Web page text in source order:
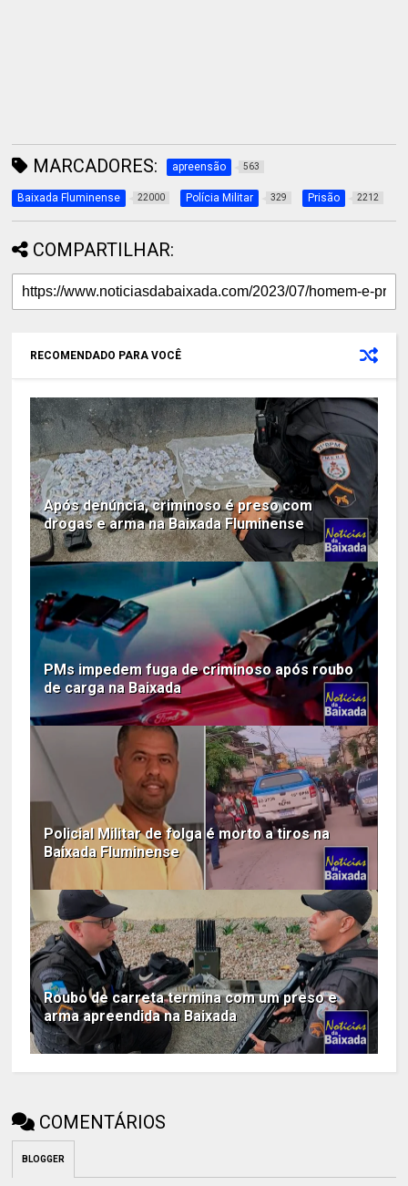
MARCADORES: apreensão 563
Baixada Fluminense 22000 Polícia Militar 329 Prisão 2212
COMPARTILHAR:
RECOMENDADO PARA VOCÊ
Após denúncia, criminoso é preso com
drogas e arma na Baixada Fluminense
PMs impedem fuga de criminoso após roubo
de carga na Baixada
Policial Militar de folga é morto a tiros na
Baixada Fluminense
Roubo de carreta termina com um preso e
arma apreendida na Baixada
COMENTÁRIOS
BLOGGER